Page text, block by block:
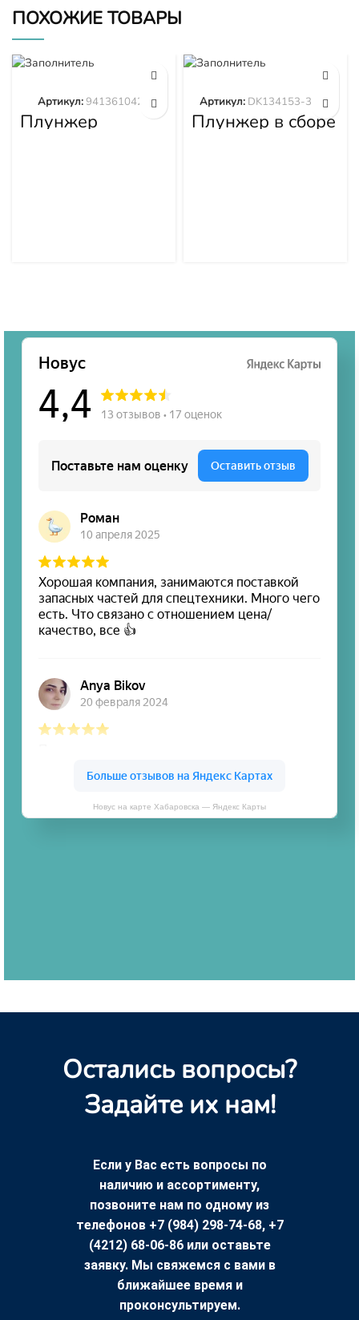
ПОХОЖИЕ ТОВАРЫ
Плунжер
9413610423
Артикул:9413610423
Плунжер в сборе
DK134153-3520
Артикул: DK134153-3520
Новус на карте Хабаровска — Яндекс Карты
Остались вопросы?
Задайте их нам!
Если у Вас есть вопросы по
наличию и ассортименту,
позвоните нам по одному из
телефонов +7 (984) 298-74-68, +7
(4212) 68-06-86 или оставьте
заявку. Мы свяжемся с вами в
ближайшее время и
проконсультируем.